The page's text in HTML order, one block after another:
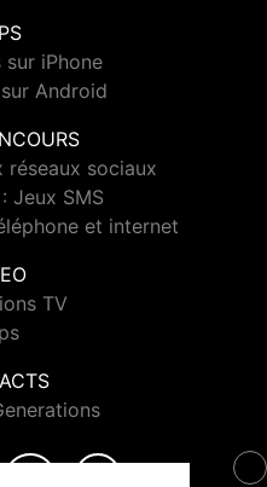
sur iPhone
Android
réseaux sociaux
Jeux SMS
et internet
TV